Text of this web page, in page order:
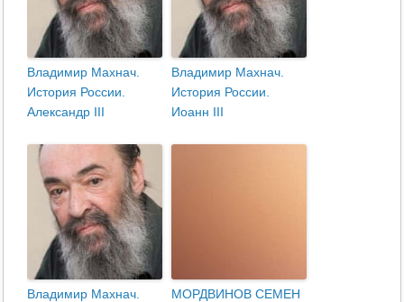
Владимир Махнач.
История России.
Александр III
Владимир Махнач.
История России.
Иоанн III
Владимир Махнач.
МОРДВИНОВ СЕМЕН